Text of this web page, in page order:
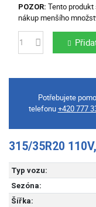
POZOR: Tento
nákup menšího
Počet
Potřebujete
telefonu+420 777
315/35R20
Typ vozu:
Sezóna:
Šířka: